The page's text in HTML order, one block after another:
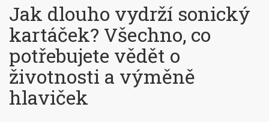
Jak dlouho vydrží sonický
kartáček? Všechno, co
potřebujete vědět o
životnosti a výměně
hlaviček